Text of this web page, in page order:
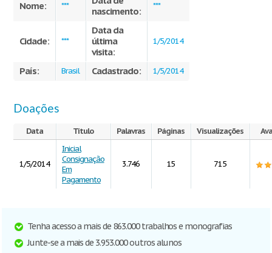
Nome: ***
nascimento:
***
Cidade: ***
Data da
última
visita:
1/5/2014
País: Brasil Cadastrado: 1/5/2014
Doações
Data Título Palavras Páginas Visualizações
1/5/2014
Inicial
Consignação
Em
Pagamento
3.746 15 715
Tenha acesso a mais de 863.000 trabalhos e monografias
Junte-se a mais de 3.953.000 outros alunos